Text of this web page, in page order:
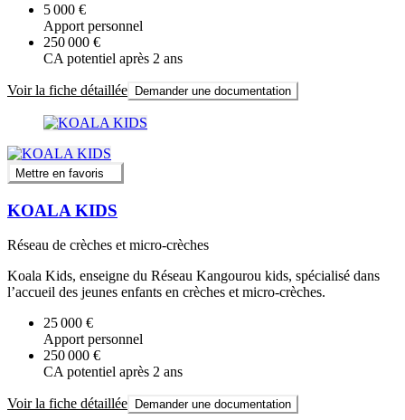
5 000 €
Apport personnel
250 000 €
CA potentiel après 2 ans
Voir la fiche détaillée Demander une documentation
Mettre en favoris
KOALA KIDS
Réseau de crèches et micro-crèches
Koala Kids, enseigne du Réseau Kangourou kids, spécialisé dans
l’accueil des jeunes enfants en crèches et micro-crèches.
25 000 €
Apport personnel
250 000 €
CA potentiel après 2 ans
Voir la fiche détaillée Demander une documentation